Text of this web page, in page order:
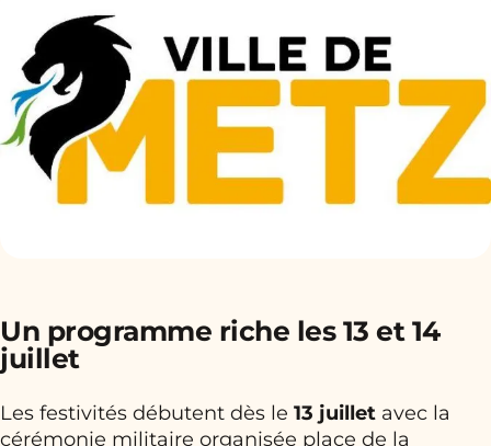
Un programme riche les 13 et 14
juillet
Les festivités débutent dès le 13 juillet avec la
cérémonie militaire organisée place de la